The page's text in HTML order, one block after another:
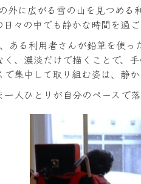
外に広がる雪の山を見つめる
々の中でも静かな時間を過
ある利用者さんが鉛筆を使っ
、濃淡だけで描くことで、
集中して取り組む姿は、静
人ひとりが自分のペースで